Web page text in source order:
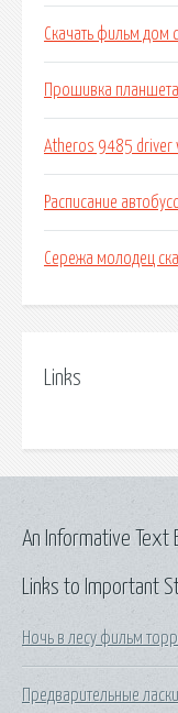
Скачать фильм дом
Прошивка
Atheros 9485 driver
Расписание
Сережа молодец
Links
Links to Important
Ночь в лесу фильм
Предварительные
An Informative Text